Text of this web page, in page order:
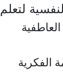
لتعلم
الفكرية